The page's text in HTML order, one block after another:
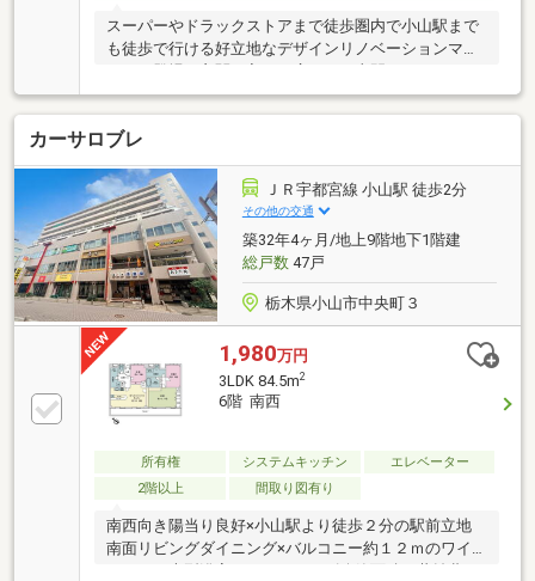
スーパーやドラックストアまで徒歩圏内で小山駅まで
も徒歩で行ける好立地なデザインリノベーションマン
ション登場！玄関を入ると広々した土間スペースがあ
り、自転車やアウトドアグッズを置けるスペースに。
収納だけでなく、室内干しもできるように設計になっ
ているのもうれしいポイント！帰宅動線を考え、リビ
ング収納やパントリーも設置！床は無垢材を使用しに
おいを吸収してくれます。玄関側からは小山の花火も
見れ、高層階ならではの楽しみも♪いつでもご相談可
能ですので、お気軽にお問合せください。
カーサロブレ
ＪＲ宇都宮線 小山駅 徒歩2分
その他の交通
築32年4ヶ月/地上9階地下1階建
総戸数47戸
栃木県小山市中央町３
1,980万円
3LDK 84.5m2
6階 南西
所有権 システムキッチン
エレベーター
2階以上
間取り図有り
南西向き陽当り良好×小山駅より徒歩２分の駅前立地
南面リビングダイニング×バルコニー約１２ｍのワイ
ドスパン大型浴室１６２０サイズ公簿面積、共益費、